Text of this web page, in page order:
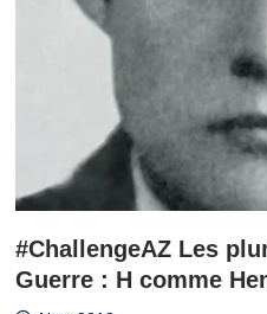
#ChallengeAZ Les
Guerre : H comme